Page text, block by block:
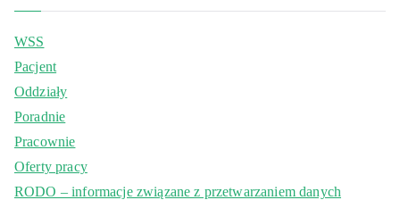
WSS
Pacjent
Oddziały
Poradnie
Pracownie
Oferty pracy
RODO – informacje związane z przetwarzaniem danych